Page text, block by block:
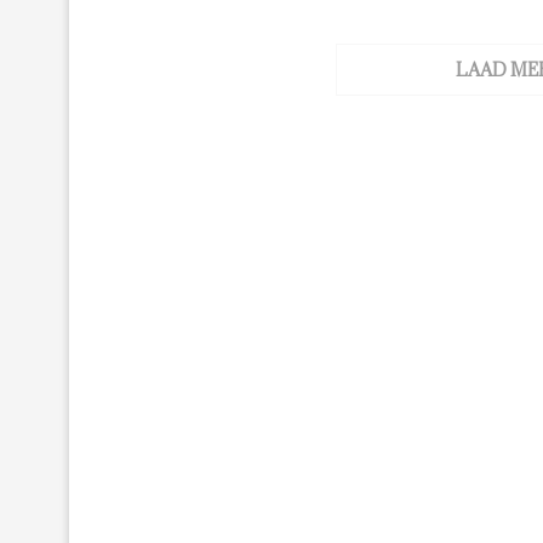
LAAD